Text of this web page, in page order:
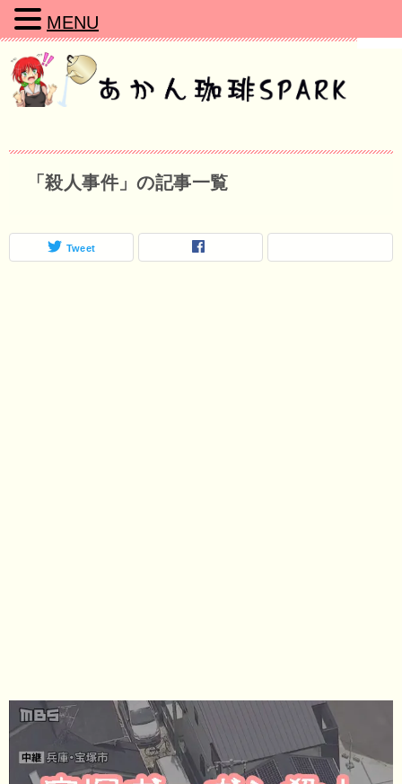
「殺人事件」の記事一覧
Tweet
MENU